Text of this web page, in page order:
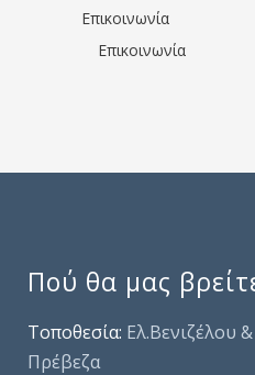
Επικοινωνία
Επικοινωνία
Πού θα μας
Τοποθεσία: Ελ.Βενιζέλου
Πρέβεζα